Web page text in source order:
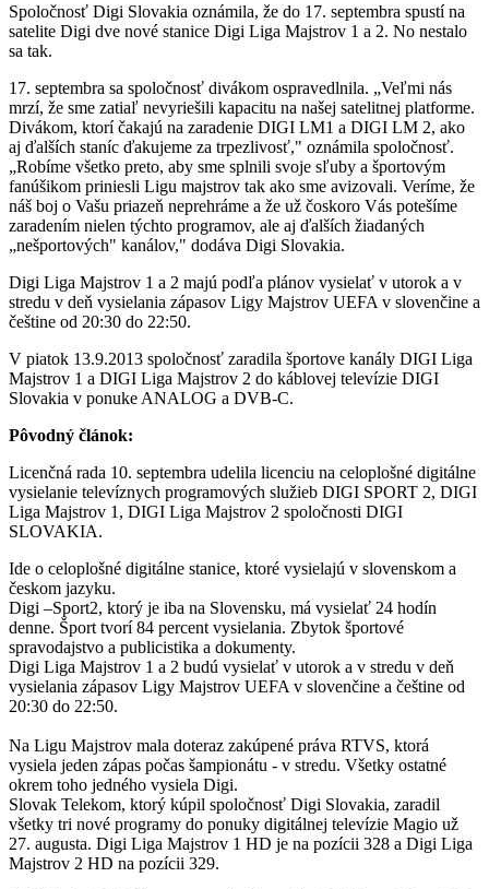
Spoločnosť Digi Slovakia oznámila, že do 17. septembra spustí na
satelite Digi dve nové stanice Digi Liga Majstrov 1 a 2. No nestalo
sa tak.
17. septembra sa spoločnosť divákom ospravedlnila. „Veľmi nás
mrzí, že sme zatiaľ nevyriešili kapacitu na našej satelitnej platforme.
Divákom, ktorí čakajú na zaradenie DIGI LM1 a DIGI LM 2, ako
aj ďalších staníc ďakujeme za trpezlivosť," oznámila spoločnosť.
„Robíme všetko preto, aby sme splnili svoje sľuby a športovým
fanúšikom priniesli Ligu majstrov tak ako sme avizovali. Veríme, že
náš boj o Vašu priazeň neprehráme a že už čoskoro Vás potešíme
zaradením nielen týchto programov, ale aj ďalších žiadaných
„nešportových" kanálov," dodáva Digi Slovakia.
Digi Liga Majstrov 1 a 2 majú podľa plánov vysielať v utorok a v
stredu v deň vysielania zápasov Ligy Majstrov UEFA v slovenčine a
češtine od 20:30 do 22:50.
V piatok 13.9.2013 spoločnosť zaradila športove kanály DIGI Liga
Majstrov 1 a DIGI Liga Majstrov 2 do káblovej televízie DIGI
Slovakia v ponuke ANALOG a DVB-C.
Pôvodný článok:
Licenčná rada 10. septembra udelila licenciu na celoplošné digitálne
vysielanie televíznych programových služieb DIGI SPORT 2, DIGI
Liga Majstrov 1, DIGI Liga Majstrov 2 spoločnosti DIGI
SLOVAKIA.
Ide o celoplošné digitálne stanice, ktoré vysielajú v slovenskom a
českom jazyku.
Digi –Sport2, ktorý je iba na Slovensku, má vysielať 24 hodín
denne. Šport tvorí 84 percent vysielania. Zbytok športové
spravodajstvo a publicistika a dokumenty.
Digi Liga Majstrov 1 a 2 budú vysielať v utorok a v stredu v deň
vysielania zápasov Ligy Majstrov UEFA v slovenčine a češtine od
20:30 do 22:50.
Na Ligu Majstrov mala doteraz zakúpené práva RTVS, ktorá
vysiela jeden zápas počas šampionátu - v stredu. Všetky ostatné
okrem toho jedného vysiela Digi.
Slovak Telekom, ktorý kúpil spoločnosť Digi Slovakia, zaradil
všetky tri nové programy do ponuky digitálnej televízie Magio už
27. augusta. Digi Liga Majstrov 1 HD je na pozícii 328 a Digi Liga
Majstrov 2 HD na pozícii 329.